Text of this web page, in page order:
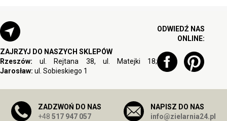
ZAJRZYJ DO NASZYCH SKLEPÓW
Rzeszów: ul. Rejtana 38, ul. Matejki 18;
Jarosław: ul. Sobieskiego 1
ODWIEDŹ NAS
ONLINE:
ZADZWOŃ DO NAS
+48 517 947 057
NAPISZ DO NAS
info@zielarnia24.pl